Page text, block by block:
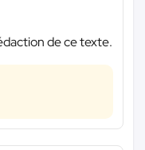
de ce texte.